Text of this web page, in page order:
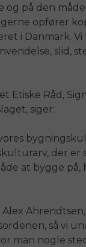
på den
opfører
i Danmark.
slid,
Etiske Råd,
siger:
der
at bygge
så vi
man nogle